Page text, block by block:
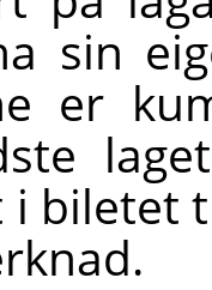
sin
er
i biletet